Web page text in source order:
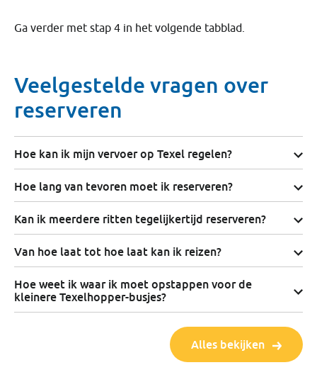
Ga verder met stap 4 in het volgende tabblad.
Veelgestelde vragen over
reserveren
Hoe kan ik mijn vervoer op Texel regelen?
Hoe lang van tevoren moet ik reserveren?
Kan ik meerdere ritten tegelijkertijd reserveren?
Van hoe laat tot hoe laat kan ik reizen?
Hoe weet ik waar ik moet opstappen voor de
kleinere Texelhopper-busjes?
Alles bekijken